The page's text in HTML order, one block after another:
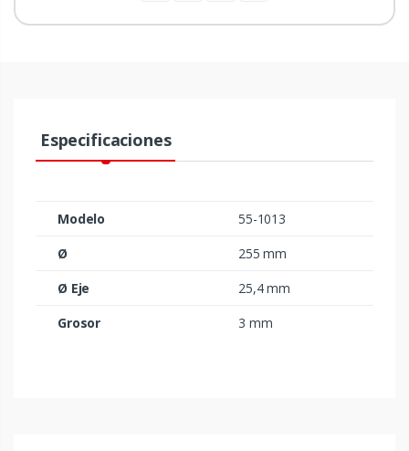
Especificaciones
Modelo
55-1013
Ø
255 mm
Ø Eje
25,4 mm
Grosor
3 mm